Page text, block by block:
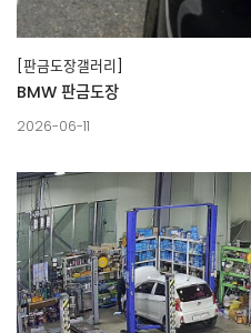
[판금도장갤러리]
BMW 판금도장
2026-06-11